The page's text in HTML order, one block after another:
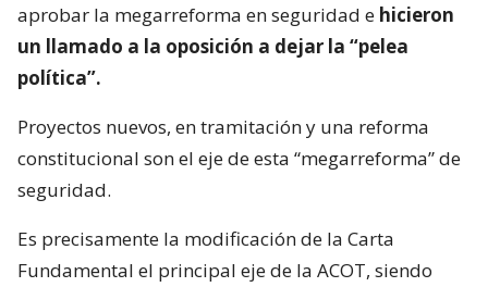
aprobar la megarreforma en seguridad e hicieron
un llamado a la oposición a dejar la “pelea
política”.
Proyectos nuevos, en tramitación y una reforma
constitucional son el eje de esta “megarreforma” de
seguridad.
Es precisamente la modificación de la Carta
Fundamental el principal eje de la ACOT, siendo